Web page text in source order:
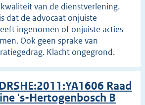
van de dienstverlening.
dat de advocaat onjuiste
ingenomen of onjuiste acties
Ook geen sprake van
Klacht ongegrond.
Raad
's-Hertogenbosch B